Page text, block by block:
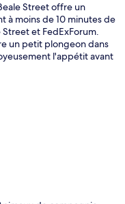
Street offre un
à moins de 10 minutes de
et FedExForum.
un petit plongeon dans
l'appétit avant
de cet
ouverte 24 h/24 et un
pas d'éloges en ce qui